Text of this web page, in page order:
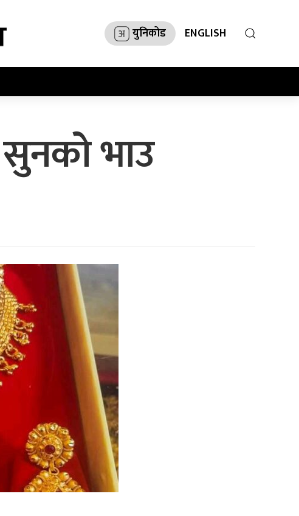
युनिकोड ENGLISH
भाउ